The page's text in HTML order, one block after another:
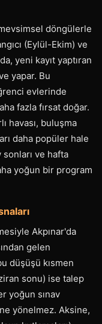
döngülerle
(Eylül-Ekim) ve
yeni kayıt yaptıran
yapar. Bu
evlerinde
fazla fırsat doğar.
havası, buluşma
daha popüler hale
ve hafta
yoğun bir program
Akpınar'da
gelen
düşüşü kısmen
sonu) ise talep
yoğun sınav
yönelmez. Aksine,